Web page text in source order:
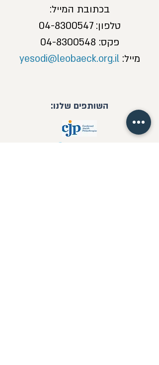
בכתובת המייל:
טלפון:04-8300547
פקס: 04-8300548
מייל:yesodi@leobaeck.org.il
השותפים שלנו: